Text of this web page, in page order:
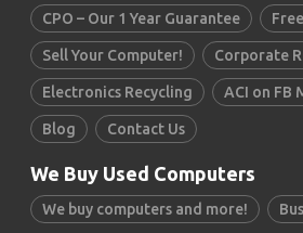
CPO – Our 1 Year Guarantee
Sell Your Computer! Corporate
Electronics Recycling ACI on FB
Blog Contact Us
We Buy Used Computers
We buy computers and more!